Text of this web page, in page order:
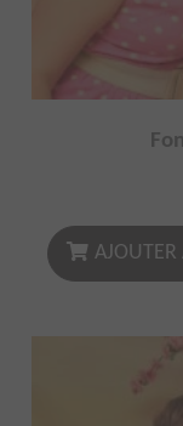
AJOUTER